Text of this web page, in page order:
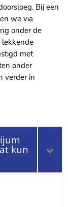
Bij een
we via
onder de
lekkende
met
onder
verder in
kun